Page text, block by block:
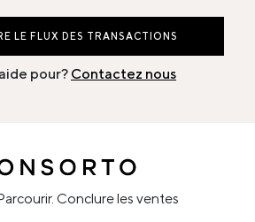
LE FLUX DES TRANSACTIONS
pour? Contactez nous
Conclure les ventes